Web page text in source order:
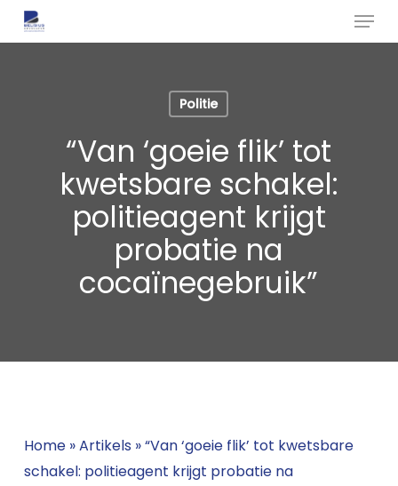
Skip
to
Menu
Politie
“Van ‘goeie flik’ tot
kwetsbare schakel:
politieagent krijgt
probatie na
cocaïnegebruik”
Home»Artikels »“Van ‘goeie flik’ tot kwetsbare
schakel: politieagent krijgt probatie na